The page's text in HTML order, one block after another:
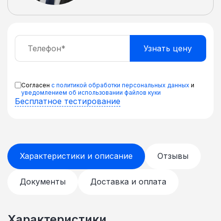
крепления В комплекте регулируемые
ножки и ролики для перемещения шкафа
Поставляется в разобранном виде в
Согласен с политикой обработки персональных данных и
уведомлением об использовании файлов куки
Бесплатное тестирование
Характеристики и описание Отзывы
Документы Доставка и оплата